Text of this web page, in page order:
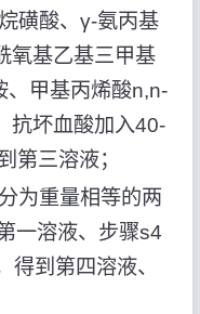
磺酸、γ-氨丙基
氧基乙基三甲基
、甲基丙烯酸n,n-
抗坏血酸加入40-
第三溶液；
为重量相等的两
一溶液、步骤s4
到第四溶液、